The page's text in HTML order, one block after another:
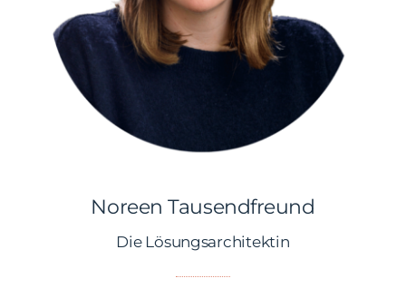
Noreen Tausendfreund
Die Lösungsarchitektin
Noreen Tausendfreund